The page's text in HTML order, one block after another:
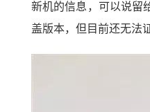
新机的信息，可以说留
盖版本，但目前还无法